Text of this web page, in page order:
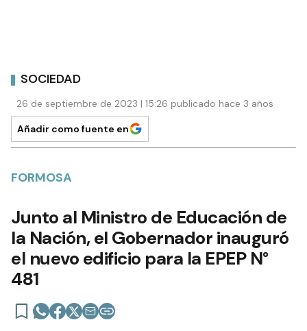
SOCIEDAD
26 de septiembre de 2023 | 15:26 publicado hace 3 años
Añadir como fuente en
FORMOSA
Junto al Ministro de Educación de
la Nación, el Gobernador inauguró
el nuevo edificio para la EPEP N°
481